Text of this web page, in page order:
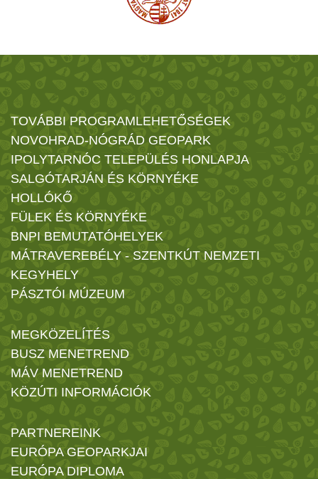
TOVÁBBI PROGRAMLEHETŐSÉGEK
NOVOHRAD-NÓGRÁD GEOPARK
IPOLYTARNÓC TELEPÜLÉS HONLAPJA
SALGÓTARJÁN ÉS KÖRNYÉKE
HOLLÓKŐ
FÜLEK ÉS KÖRNYÉKE
BNPI BEMUTATÓHELYEK
MÁTRAVEREBÉLY - SZENTKÚT NEMZETI
KEGYHELY
PÁSZTÓI MÚZEUM
MEGKÖZELÍTÉS
BUSZ MENETREND
MÁV MENETREND
KÖZÚTI INFORMÁCIÓK
PARTNEREINK
EURÓPA GEOPARKJAI
EURÓPA DIPLOMA